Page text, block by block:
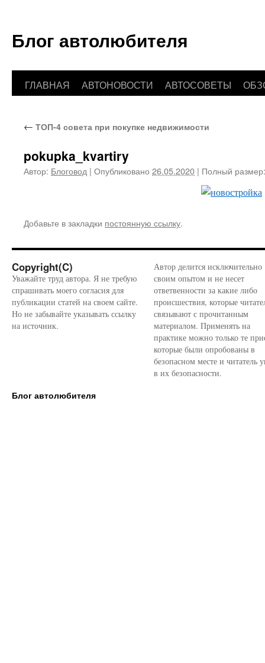
Блог автолюбителя
Перейти
содержимому
ГЛАВНАЯ АВТОНОВОСТИ АВТОСОВЕТЫ
← ТОП-4 совета при покупке недвижимости
pokupka_kvartiry
Автор: Блоговод | Опубликовано 26.05.2020 | Полный
Добавьте в закладки постоянную ссылку.
Copyright(C)
Уважайте труд автора. Я не требую
спрашивать моего согласия для
публикации статей на своем сайте.
Но не забывайте указывать ссылку
на источник.
Автор делится исключительно
своим опытом и не несет
ответвенности за какие либо
происшествия, которые
связывают с прочитанным
материалом. Применять на
практике можно только те
которые были опробованы в
безопасном месте и читатель
в их безопасности.
Блог автолюбителя